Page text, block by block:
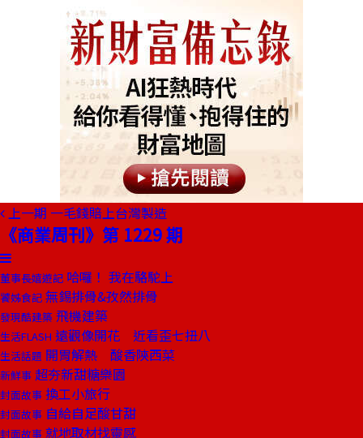
上一期 一毛錢賠上台灣製造
《商業周刊》第 1229 期
董事長嬉遊記 哈囉！ 我在駱駝上
饕姊食記 無錫排骨&孜然排骨
發現酷建築 飛機建築
生活FLASH 遠觀像開花 近看歪七扭八
生活話題 開胃解熱 酸香陝西菜
新鮮事 超夯新甜糖樂園
封面故事 換工小旅行
封面故事 自給自足酸甘甜
封面故事 就地取材找靈感